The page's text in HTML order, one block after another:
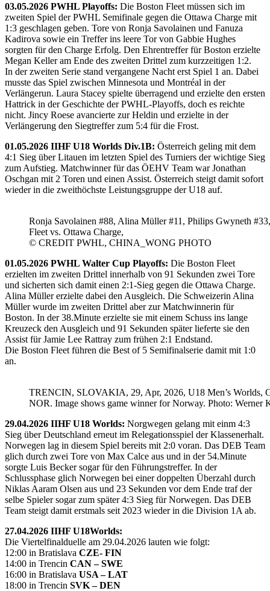
03.05.2026 PWHL Playoffs: Die Boston Fleet müssen sich im
zweiten Spiel der PWHL Semifinale gegen die Ottawa Charge mit
1:3 geschlagen geben. Tore von Ronja Savolainen und Fanuza
Kadirova sowie ein Treffer ins leere Tor von Gabbie Hughes
sorgten für den Charge Erfolg. Den Ehrentreffer für Boston erzielte
Megan Keller am Ende des zweiten Drittel zum kurzzeitigen 1:2.
In der zweiten Serie stand vergangene Nacht erst Spiel 1 an. Dabei
musste das Spiel zwischen Minnesota und Montréal in der
Verlängerun. Laura Stacey spielte überragend und erzielte den ersten
Hattrick in der Geschichte der PWHL-Playoffs, doch es reichte
nicht. Jincy Roese avancierte zur Heldin und erzielte in der
Verlängerung den Siegtreffer zum 5:4 für die Frost.
01.05.2026 IIHF U18 Worlds Div.1B: Österreich geling mit dem
4:1 Sieg über Litauen im letzten Spiel des Turniers der wichtige Sieg
zum Aufstieg. Matchwinner für das ÖEHV Team war Jonathan
Oschgan mit 2 Toren und einen Assist. Österreich steigt damit sofort
wieder in die zweithöchste Leistungsgruppe der U18 auf.
Ronja Savolainen #88, Alina Müller #11, Philips Gwyneth
Fleet vs. Ottawa Charge,
© CREDIT PWHL, CHINA_WONG PHOTO
01.05.2026 PWHL Walter Cup Playoffs: Die Boston Fleet
erzielten im zweiten Drittel innerhalb von 91 Sekunden zwei Tore
und sicherten sich damit einen 2:1-Sieg gegen die Ottawa Charge.
Alina Müller erzielte dabei den Ausgleich. Die Schweizerin Alina
Müller wurde im zweiten Drittel aber zur Matchwinnerin für
Boston. In der 38.Minute erzielte sie mit einem Schuss ins lange
Kreuzeck den Ausgleich und 91 Sekunden später lieferte sie den
Assist für Jamie Lee Rattray zum frühen 2:1 Endstand.
Die Boston Fleet führen die Best of 5 Semifinalserie damit mit 1:0
an.
TRENCIN, SLOVAKIA, 29, Apr, 2026, U18 Men’s Worlds,
NOR. Image shows game winner for Norway. Photo: Werner
29.04.2026 IIHF U18 Worlds: Norgwegen gelang mit einm 4:3
Sieg über Deutschland erneut im Relegationsspiel der Klassenerhalt.
Norwegen lag in diesem Spiel bereits mit 2:0 voran. Das DEB Team
glich durch zwei Tore von Max Calce aus und in der 54.Minute
sorgte Luis Becker sogar für den Führungstreffer. In der
Schlussphase glich Norwegen bei einer doppelten Überzahl durch
Niklas Aaram Olsen aus und 23 Sekunden vor dem Ende traf der
selbe Spieler sogar zum später 4:3 Sieg für Norwegen. Das DEB
Team steigt damit erstmals seit 2023 wieder in die Division 1A ab.
27.04.2026 IIHF U18Worlds:
Die Viertelfinalduelle am 29.04.2026 lauten wie folgt:
12:00 in Bratislava CZE- FIN
14:00 in Trencin CAN – SWE
16:00 in Bratislava USA – LAT
18:00 in Trencin SVK – DEN